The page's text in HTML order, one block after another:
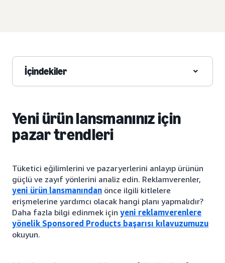
İçindekiler
Yeni ürün lansmanınız için
pazar trendleri
Tüketici eğilimlerini ve pazaryerlerini anlayıp ürünün
güçlü ve zayıf yönlerini analiz edin. Reklamverenler,
yeni ürün lansmanından önce ilgili kitlelere
erişmelerine yardımcı olacak hangi planı yapmalıdır?
Daha fazla bilgi edinmek için yeni reklamverenlere
yönelik Sponsored Products başarısı kılavuzumuzu
okuyun.